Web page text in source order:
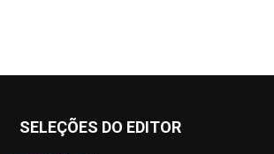
SELEÇÕES DO EDITOR